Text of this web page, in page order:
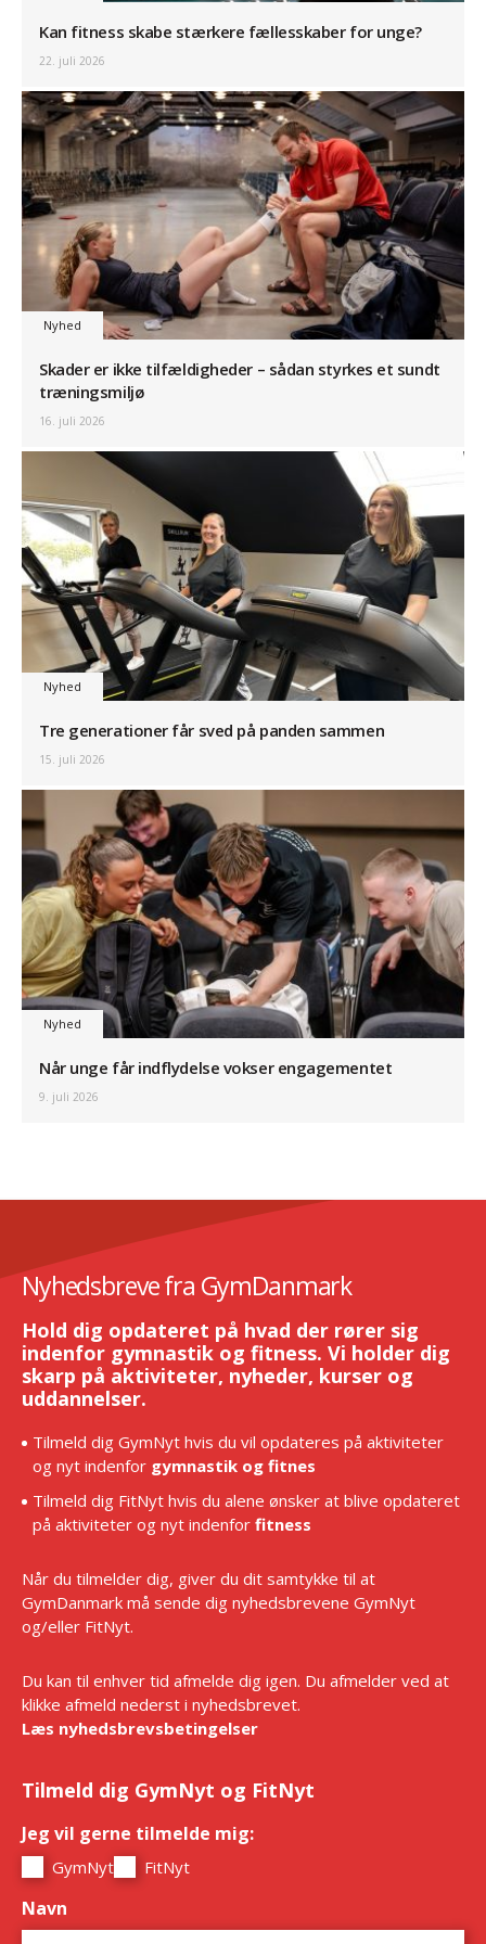
Kan fitness skabe stærkere fællesskaber for unge?
22. juli 2026
Nyhed
Skader er ikke tilfældigheder – sådan styrkes et sundt
træningsmiljø
16. juli 2026
Nyhed
Tre generationer får sved på panden sammen
15. juli 2026
Nyhed
Når unge får indflydelse vokser engagementet
9. juli 2026
Nyhedsbreve fra GymDanmark
Hold dig opdateret på hvad der rører sig
indenfor gymnastik og fitness. Vi holder dig
skarp på aktiviteter, nyheder, kurser og
uddannelser.
Tilmeld dig GymNyt hvis du vil opdateres på aktiviteter
og nyt indenfor gymnastik og fitnes
Tilmeld dig FitNyt hvis du alene ønsker at blive opdateret
på aktiviteter og nyt indenfor fitness
Når du tilmelder dig, giver du dit samtykke til at
GymDanmark må sende dig nyhedsbrevene GymNyt
og/eller FitNyt.
Du kan til enhver tid afmelde dig igen. Du afmelder ved at
klikke afmeld nederst i nyhedsbrevet.
Læs nyhedsbrevsbetingelser
Tilmeld dig GymNyt og FitNyt
Jeg vil gerne tilmelde mig:
GymNyt FitNyt
Navn